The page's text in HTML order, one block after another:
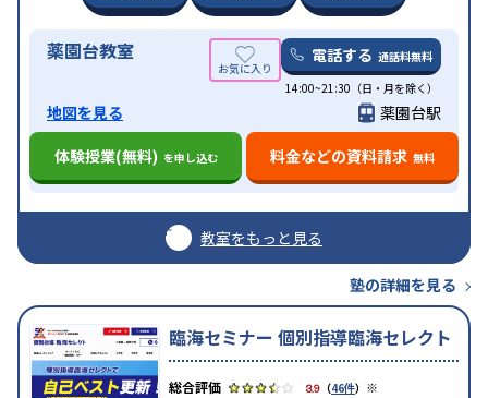
薬園台教室 電話する 通話料無料
14:00~21:30（日・月を除く）
地図を見る
薬園台駅
体験授業(無料) を申し込む 料金などの資料請求 無料
教室をもっと見る
塾の詳細を見る
臨海セミナー 個別指導臨海セレクト
3.9 （46件） ※